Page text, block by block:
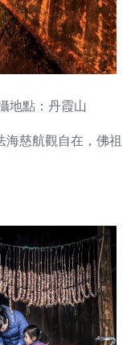
地點：丹霞山
海慈航觀自在，佛祖